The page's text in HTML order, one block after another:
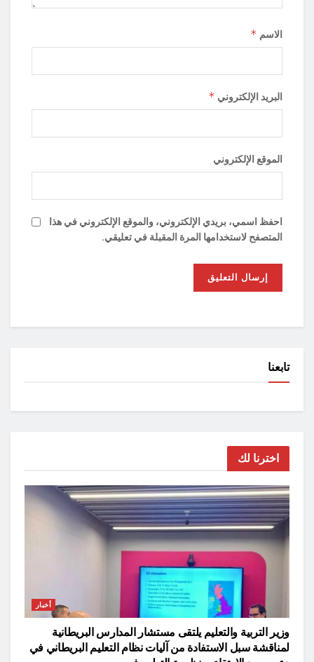
الاسم *
البريد الإلكتروني *
الموقع الإلكتروني
احفظ اسمي، بريدي الإلكتروني، والموقع الإلكتروني في هذا
المتصفح لاستخدامها المرة المقبلة في تعليقي.
تابعنا
اخترنا لك
أخبار
وزير التربية والتعليم يلتقى مستشار المدارس البريطانية
لمناقشة سبل الاستفادة من آليات نظام التعليم البريطاني في